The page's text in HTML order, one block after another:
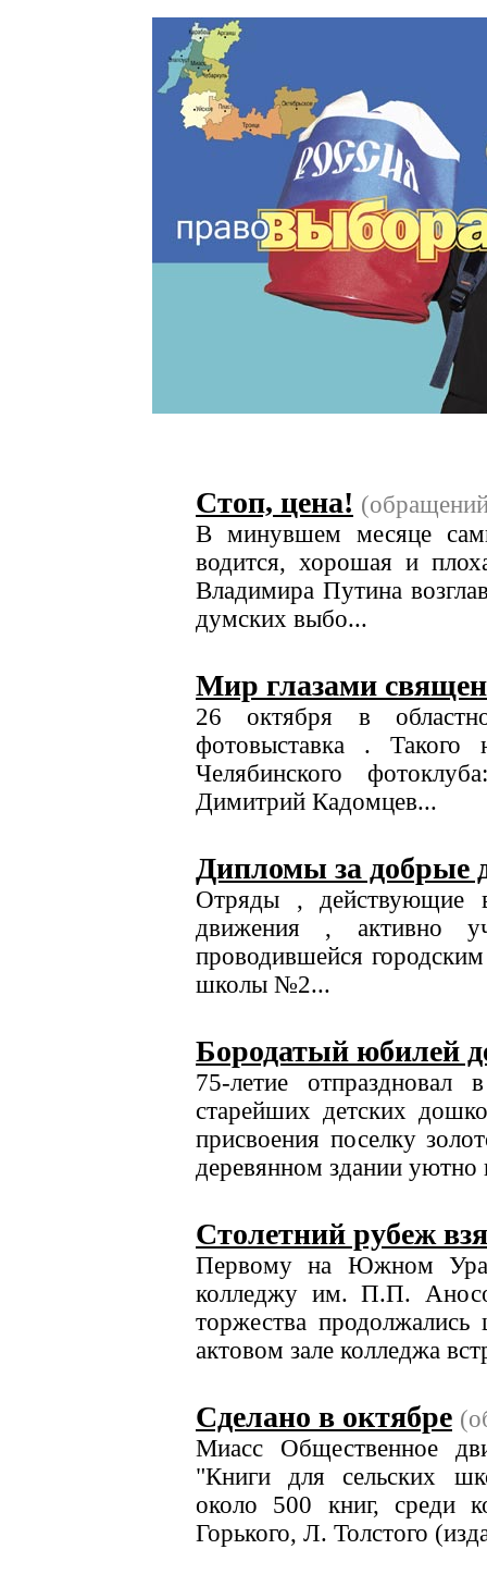
Стоп, цена!
В минувшем месяце
водится, хорошая и
Владимира Путина
думских выбо...
Мир глазами
26 октября в
фотовыставка . Такого
Челябинского
Димитрий Кадомцев...
Дипломы за добрые
Отряды , действующие
движения , активно
проводившейся
школы №2...
Бородатый юбилей
75-летие
старейших детских
присвоения поселку
деревянном здании уютно
Столетний рубеж
Первому на Южном
колледжу им. П.П.
торжества
актовом зале колледжа
Сделано в октябре
Миасс Общественное
"Книги для сельских
около 500 книг, среди
Горького, Л. Толстого